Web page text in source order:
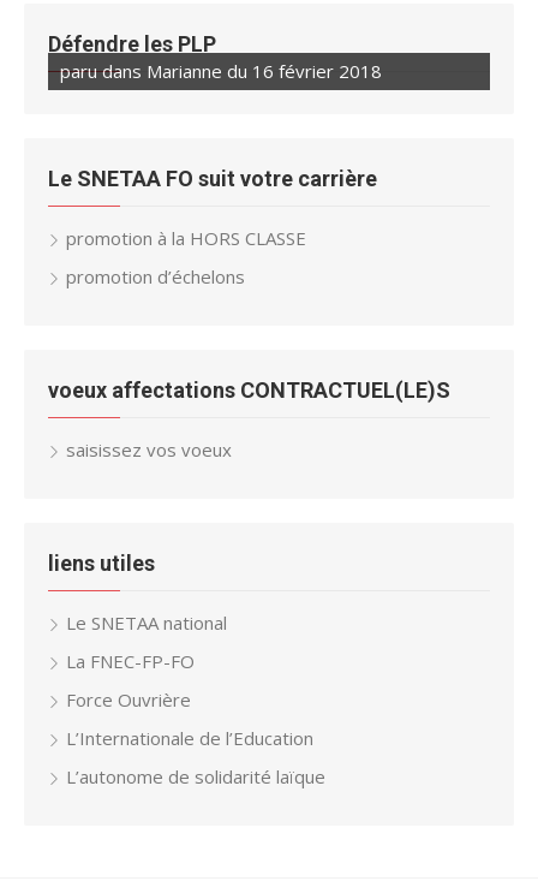
Défendre les PLP
paru dans Marianne du 16 février 2018
Le SNETAA FO suit votre carrière
promotion à la HORS CLASSE
promotion d’échelons
voeux affectations CONTRACTUEL(LE)S
saisissez vos voeux
liens utiles
Le SNETAA national
La FNEC-FP-FO
Force Ouvrière
L’Internationale de l’Education
L’autonome de solidarité laïque